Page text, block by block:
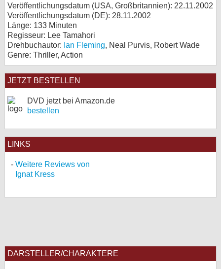
Veröffentlichungsdatum (USA, Großbritannien): 22.11.2002
Veröffentlichungsdatum (DE): 28.11.2002
Länge: 133 Minuten
Regisseur: Lee Tamahori
Drehbuchautor: Ian Fleming, Neal Purvis, Robert Wade
Genre: Thriller, Action
JETZT BESTELLEN
DVD jetzt bei Amazon.de
bestellen
LINKS
Weitere Reviews von
Ignat Kress
DARSTELLER/CHARAKTERE